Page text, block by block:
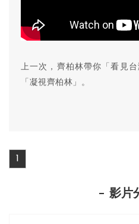
上一次，齊柏林帶你「看見
「凝視齊柏林」。
1
影片